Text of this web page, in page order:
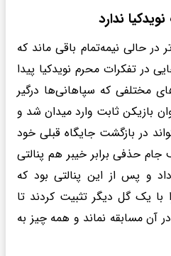
ندارد
حالی نیمه‌تمام باقی ماند که
در تفکرات محرم نویدکیا پیدا
مختلفی که سپاهانی‌ها درگیر
مرتبه به عنوان بازیکن ثابت وارد میدان شد و
در بازگشت جایگاه قبلی خود
حذفی برابر خیبر هم پنالتی
و پس از این پنالتی بود که
۲ بر یک را با یک گل دیگر تثبیت کردند تا
آن مسابقه نماند و همه چیز به